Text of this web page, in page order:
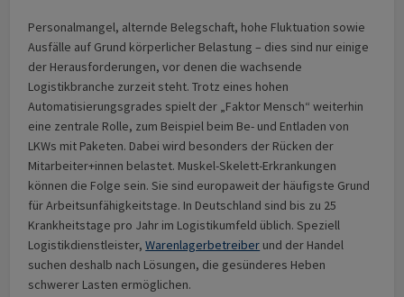
Personalmangel, alternde Belegschaft, hohe Fluktuation sowie
Ausfälle auf Grund körperlicher Belastung – dies sind nur einige
der Herausforderungen, vor denen die wachsende
Logistikbranche zurzeit steht. Trotz eines hohen
Automatisierungsgrades spielt der „Faktor Mensch“ weiterhin
eine zentrale Rolle, zum Beispiel beim Be- und Entladen von
LKWs mit Paketen. Dabei wird besonders der Rücken der
Mitarbeiter+innen belastet. Muskel-Skelett-Erkrankungen
können die Folge sein. Sie sind europaweit der häufigste Grund
für Arbeitsunfähigkeitstage. In Deutschland sind bis zu 25
Krankheitstage pro Jahr im Logistikumfeld üblich. Speziell
Logistikdienstleister,Warenlagerbetreiber und der Handel
suchen deshalb nach Lösungen, die gesünderes Heben
schwerer Lasten ermöglichen.